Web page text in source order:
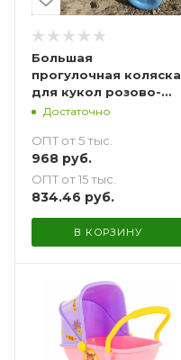
Большая
прогулочная коляска
для кукол розово-
голубая
Достаточно
ОПТ от 5 тыс.
968 руб.
ОПТ от 15 тыс.
834.46 руб.
В КОРЗИНУ